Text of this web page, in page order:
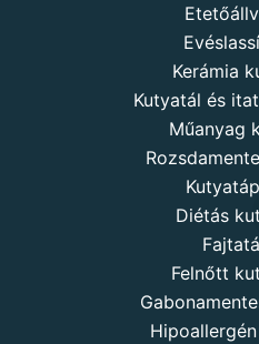
Kerámia
Kutyatál és
Műanyag
Kutyatáp
Diétás
Felnőtt